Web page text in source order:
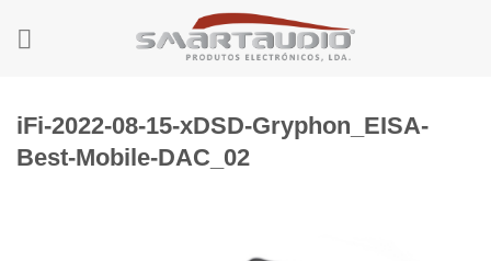
iFi-2022-08-15-xDSD-Gryphon_EISA-
Best-Mobile-DAC_02